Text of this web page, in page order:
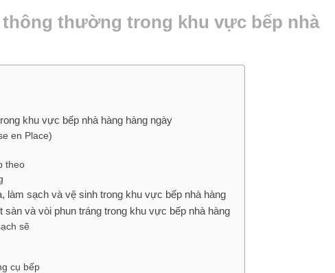
thông thường trong khu vực bếp nhà
khu vực bếp nhà hàng hàng ngày
en Place)
theo
làm sạch và vệ sinh trong khu vực bếp nhà hàng
và vòi phun tráng trong khu vực bếp nhà hàng
sẽ
cụ bếp